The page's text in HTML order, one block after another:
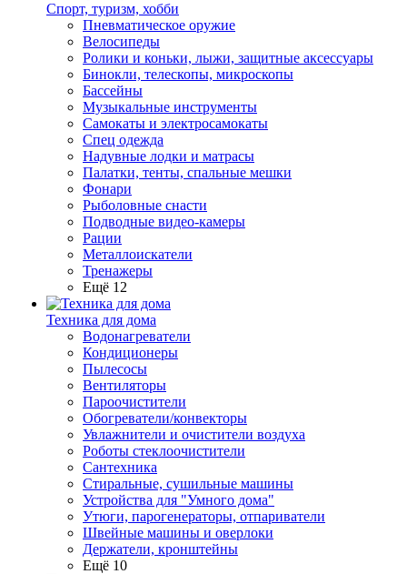
Спорт, туризм, хобби
Пневматическое оружие
Велосипеды
Ролики и коньки, лыжи, защитные аксессуары
Бинокли, телескопы, микроскопы
Бассейны
Музыкальные инструменты
Самокаты и электросамокаты
Спец одежда
Надувные лодки и матрасы
Палатки, тенты, спальные мешки
Фонари
Рыболовные снасти
Подводные видео-камеры
Рации
Металлоискатели
Тренажеры
Ещё 12
Техника для дома
Водонагреватели
Кондиционеры
Пылесосы
Вентиляторы
Пароочистители
Обогреватели/конвекторы
Увлажнители и очистители воздуха
Роботы стеклоочистители
Сантехника
Стиральные, сушильные машины
Устройства для "Умного дома"
Утюги, парогенераторы, отпариватели
Швейные машины и оверлоки
Держатели, кронштейны
Ещё 10